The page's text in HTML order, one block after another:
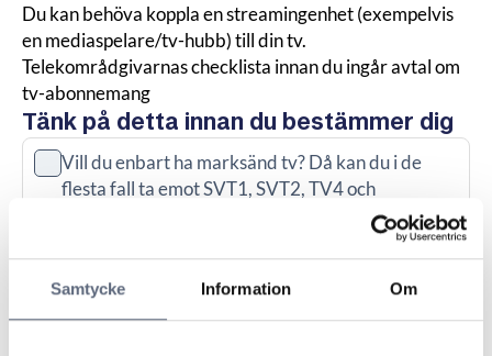
Samtycke Information Om
Du kan behöva koppla en streamingenhet (exempelvis
en mediaspelare/tv-hubb) till din tv.
Telekområdgivarnas checklista innan du ingår avtal om
tv-abonnemang
Tänk på detta innan du bestämmer dig
Vill du enbart ha marksänd tv? Då kan du i de
flesta fall ta emot SVT1, SVT2, TV4 och
Bor du i hyreslägenhet eller bostadsrätt utan
avtal med en tv-leverantör finns det en så kallad
vidaresändningsplikt av de marksända kanalerna